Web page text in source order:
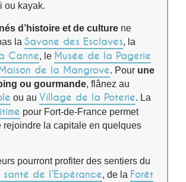
ou kayak.
d’histoire et de culture ne
la Savane des Esclaves, la
Canne, le Musée de la Pagerie
de la Mangrove. Pour une
ou gourmande, flânez au
ou au Village de la Poterie. La
pour Fort-de-France permet
rejoindre la capitale en quelques
pourront profiter des sentiers du
de l’Espérance, de la Forêt